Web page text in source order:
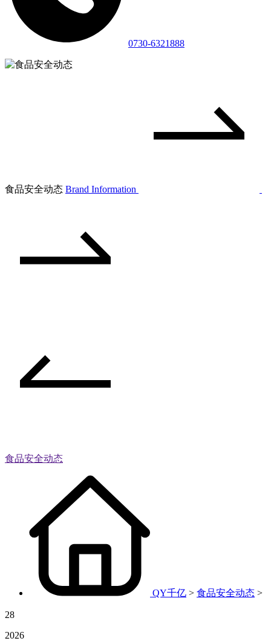
0730-6321888
食品安全动态 Brand Information
食品安全动态
QY千亿 > 食品安全动态 >
28
2026